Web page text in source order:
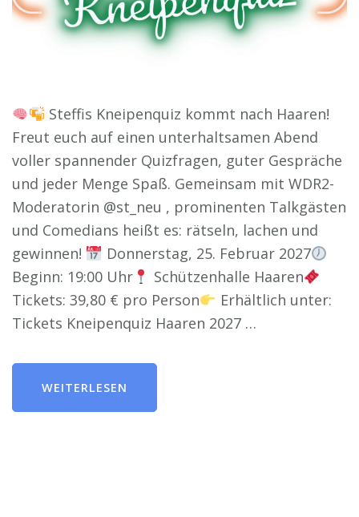
Steffis Kneipenquiz kommt nach Haaren!
Freut euch auf einen unterhaltsamen Abend
voller spannender Quizfragen, guter Gespräche
und jeder Menge Spaß. Gemeinsam mit WDR2-
Moderatorin @st_neu , prominenten Talkgästen
und Comedians heißt es: rätseln, lachen und
gewinnen!
Donnerstag, 25. Februar 2027
Beginn: 19:00 Uhr
Schützenhalle Haaren
Tickets: 39,80 € pro Person
Erhältlich unter:
Tickets Kneipenquiz Haaren 2027 …
WEITERLESEN